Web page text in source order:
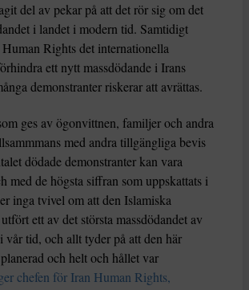
del av pekar på att det rör sig om det
i landet i modern tid. Samtidigt
Rights det internationella
ett nytt massdödande i Irans
demonstranter riskerar att avrättas.
ges av ögonvittnen, familjer och andra
med andra tillgängliga bevis
dödade demonstranter kan vara
med de högsta siffran som uppskattats i
inga tvivel om att den Islamiska
ett av det största massdödandet av
vår tid, och allt tyder på att den här
och helt och hållet var
chefen för Iran Human Rights,